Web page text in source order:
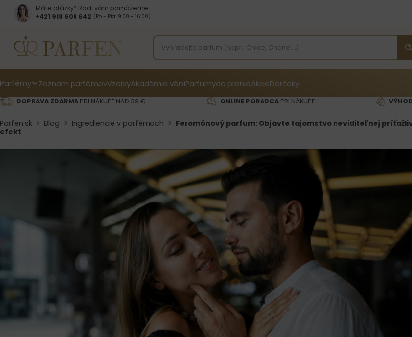
Máte otázky? Radi vám pomôžeme
+421 918 608 642‬ (Po - Pia: 9:00 - 16:00)
Parfémy Zoznam parfémovVzorkyAkadémia vôníParfumydo praniaAkcieDarčeky
DOPRAVA ZDARMA PRI NÁKUPE NAD 39 € ONLINE PORADCAPRI NÁKUPE
Parfen.sk > Blog > Ingrediencie v parfémoch > Feromónový parfum: Objavte tajomstvo neviditeľnej
efekt